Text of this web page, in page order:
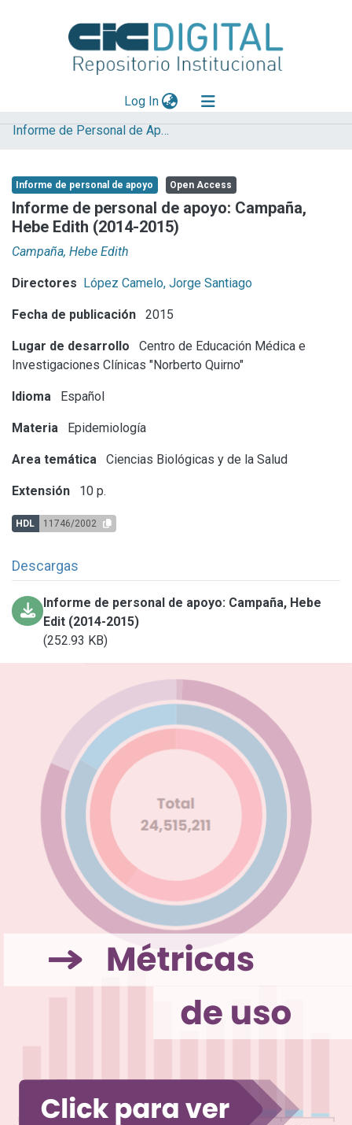
Log In(current)
Explorar
Aportar material
Statistics
Informe de Personal de Apoyo
Informe de personal de apoyo Open Access
Informe de personal de apoyo: Campaña,
Hebe Edith (2014-2015)
Campaña, Hebe Edith
Directores López Camelo, Jorge Santiago
Fecha de publicación 2015
Lugar de desarrollo
Centro de Educación Médica e
Investigaciones Clínicas "Norberto Quirno"
Idioma Español
Materia Epidemiología
Area temática Ciencias Biológicas y de la Salud
Extensión 10 p.
HDL 11746/2002
Descargas
Informe de personal de apoyo: Campaña, Hebe
Edit (2014-2015)
(252.93 KB)